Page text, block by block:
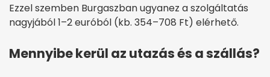
Ezzel szemben Burgaszban ugyanez a szolgáltatás
nagyjából 1–2 euróból (kb. 354–708 Ft) elérhető.
Mennyibe kerül az utazás és a szállás?